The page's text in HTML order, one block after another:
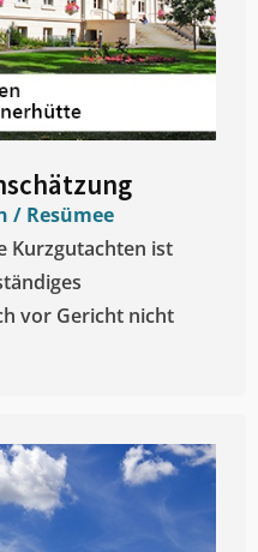
/ Resümee
Kurzgutachten ist
vor Gericht nicht